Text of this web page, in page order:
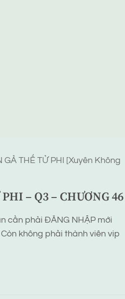
GẢ THẾ TỬ PHI [Xuyên Không
– Q3 – CHƯƠNG 46
cần phải ĐĂNG NHẬP mới
không phải thành viên vip